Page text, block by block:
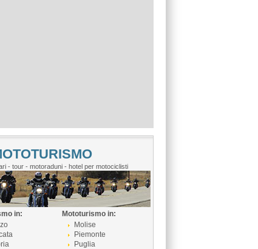
- tour - motoraduni - hotel per motociclisti
in:
Mototurismo in:
Molise
Piemonte
Puglia